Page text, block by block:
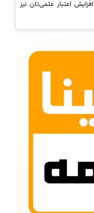
اعتبار علمی‌تان نیز